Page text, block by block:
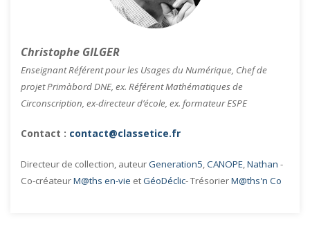
Christophe GILGER
Enseignant Référent pour les Usages du Numérique, Chef de
projet Primàbord DNE, ex. Référent Mathématiques de
Circonscription, ex-directeur d’école, ex. formateur ESPE
Contact : contact@classetice.fr
Directeur de collection, auteurGeneration5,CANOPE,Nathan -
Co-créateurM@ths en-vie etGéoDéclic- TrésorierM@ths'n Co